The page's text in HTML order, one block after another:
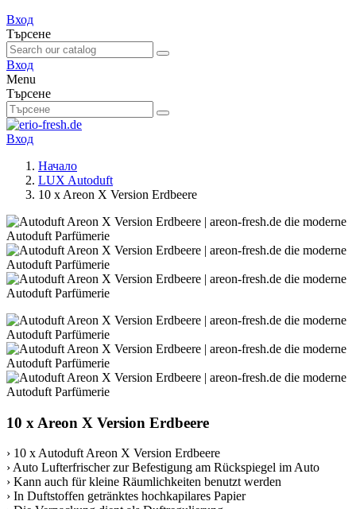
Вход
Търсене
Вход
Menu
Търсене
Вход
Начало
LUX Autoduft
10 x Areon X Version Erdbeere
10 x Areon X Version Erdbeere
› 10 x Autoduft Areon X Version Erdbeere
› Auto Lufterfrischer zur Befestigung am Rückspiegel im Auto
› Kann auch für kleine Räumlichkeiten benutzt werden
› In Duftstoffen getränktes hochkapilares Papier